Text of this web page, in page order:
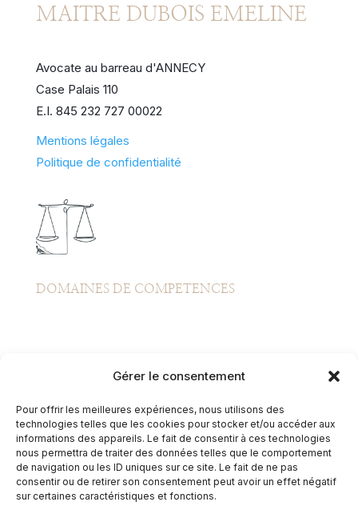
Gérer le consentement
Pour offrir les meilleures expériences, nous utilisons des
technologies telles que les cookies pour stocker et/ou accéder aux
informations des appareils. Le fait de consentir à ces technologies
nous permettra de traiter des données telles que le comportement
de navigation ou les ID uniques sur ce site. Le fait de ne pas
consentir ou de retirer son consentement peut avoir un effet négatif
sur certaines caractéristiques et fonctions.
MAITRE DUBOIS EMELINE
Avocate au barreau d'ANNECY
Case Palais 110
E.I. 845 232 727 00022
Mentions légales
Politique de confidentialité
DOMAINES DE COMPETENCES
1 rue de l'industrie
Business Center
74000 Annecy